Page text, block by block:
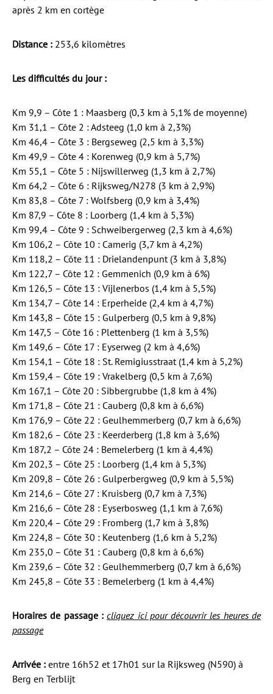
après 2 km en cortège
Distance : 253,6 kilomètres
Les difficultés du jour :
Km 9,9 – Côte 1 : Maasberg (0,3 km à 5,1% de moyenne)
Km 31,1 – Côte 2 : Adsteeg (1,0 km à 2,3%)
Km 46,4 – Côte 3 : Bergseweg (2,5 km à 3,3%)
Km 49,9 – Côte 4 : Korenweg (0,9 km à 5,7%)
Km 55,1 – Côte 5 : Nijswillerweg (1,3 km à 2,7%)
Km 64,2 – Côte 6 : Rijksweg/N278 (3 km à 2,9%)
Km 83,8 – Côte 7 : Wolfsberg (0,9 km à 3,4%)
Km 87,9 – Côte 8 : Loorberg (1,4 km à 5,3%)
Km 99,4 – Côte 9 : Schweibergerweg (2,3 km à 4,6%)
Km 106,2 – Côte 10 : Camerig (3,7 km à 4,2%)
Km 118,2 – Côte 11 : Drielandenpunt (3 km à 3,8%)
Km 122,7 – Côte 12 : Gemmenich (0,9 km à 6%)
Km 126,5 – Côte 13 : Vijlenerbos (1,4 km à 5,5%)
Km 134,7 – Côte 14 : Erperheide (2,4 km à 4,7%)
Km 143,8 – Côte 15 : Gulperberg (0,5 km à 9,8%)
Km 147,5 – Côte 16 : Plettenberg (1 km à 3,5%)
Km 149,6 – Côte 17 : Eyserweg (2 km à 4,6%)
Km 154,1 – Côte 18 : St. Remigiusstraat (1,4 km à 5,2%)
Km 159,4 – Côte 19 : Vrakelberg (0,5 km à 7,6%)
Km 167,1 – Côte 20 : Sibbergrubbe (1,8 km à 4%)
Km 171,8 – Côte 21 : Cauberg (0,8 km à 6,6%)
Km 176,9 – Côte 22 : Geulhemmerberg (0,7 km à 6,6%)
Km 182,6 – Côte 23 : Keerderberg (1,8 km à 3,6%)
Km 187,2 – Côte 24 : Bemelerberg (1 km à 4,4%)
Km 202,3 – Côte 25 : Loorberg (1,4 km à 5,3%)
Km 209,8 – Côte 26 : Gulperbergweg (0,9 km à 5,5%)
Km 214,6 – Côte 27 : Kruisberg (0,7 km à 7,3%)
Km 216,6 – Côte 28 : Eyserbosweg (1,1 km à 7,6%)
Km 220,4 – Côte 29 : Fromberg (1,7 km à 3,8%)
Km 224,8 – Côte 30 : Keutenberg (1,6 km à 5,2%)
Km 235,0 – Côte 31 : Cauberg (0,8 km à 6,6%)
Km 239,6 – Côte 32 : Geulhemmerberg (0,7 km à 6,6%)
Km 245,8 – Côte 33 : Bemelerberg (1 km à 4,4%)
Horaires de passage :cliquez ici pour découvrir les heures de
passage
Arrivée : entre 16h52 et 17h01 sur la Rijksweg (N590) à
Berg en Terblijt